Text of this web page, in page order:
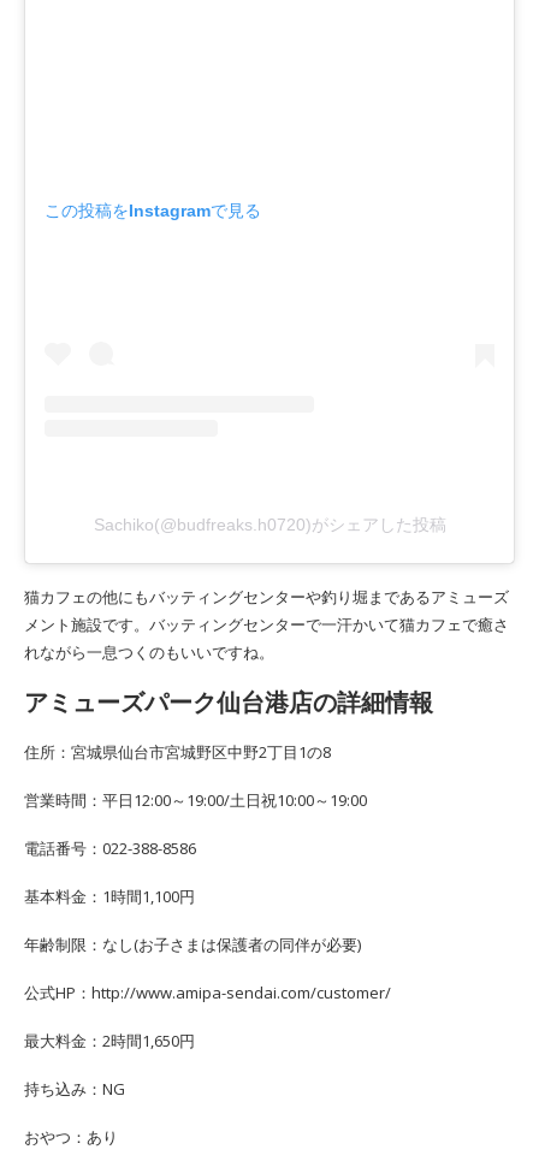
この投稿をInstagramで見る
Sachiko(@budfreaks.h0720)がシェアした投稿
猫カフェの他にもバッティングセンターや釣り堀まであるアミューズ
メント施設です。バッティングセンターで一汗かいて猫カフェで癒さ
れながら一息つくのもいいですね。
アミューズパーク仙台港店の詳細情報
住所：宮城県仙台市宮城野区中野2丁目1の8
営業時間：平日12:00～19:00/土日祝10:00～19:00
電話番号：022-388-8586
基本料金：1時間1,100円
年齢制限：なし(お子さまは保護者の同伴が必要)
公式HP：http://www.amipa-sendai.com/customer/
最大料金：2時間1,650円
持ち込み：NG
おやつ：あり